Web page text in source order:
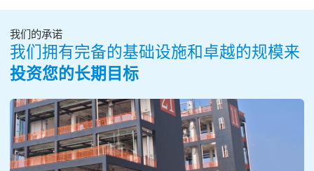
我们的承诺
我们拥有完备的基础设施和卓越的规模来
投资您的长期目标